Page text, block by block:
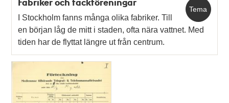
Tema
I Stockholm fanns många olika fabriker. Till
en början låg de mitt i staden, ofta nära vattnet. Med
tiden har de flyttat längre ut från centrum.